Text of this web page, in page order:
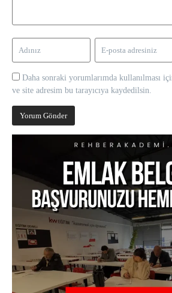
Daha sonraki yorumlarımda kullanılması
ve site adresim bu tarayıcıya kaydedilsin.